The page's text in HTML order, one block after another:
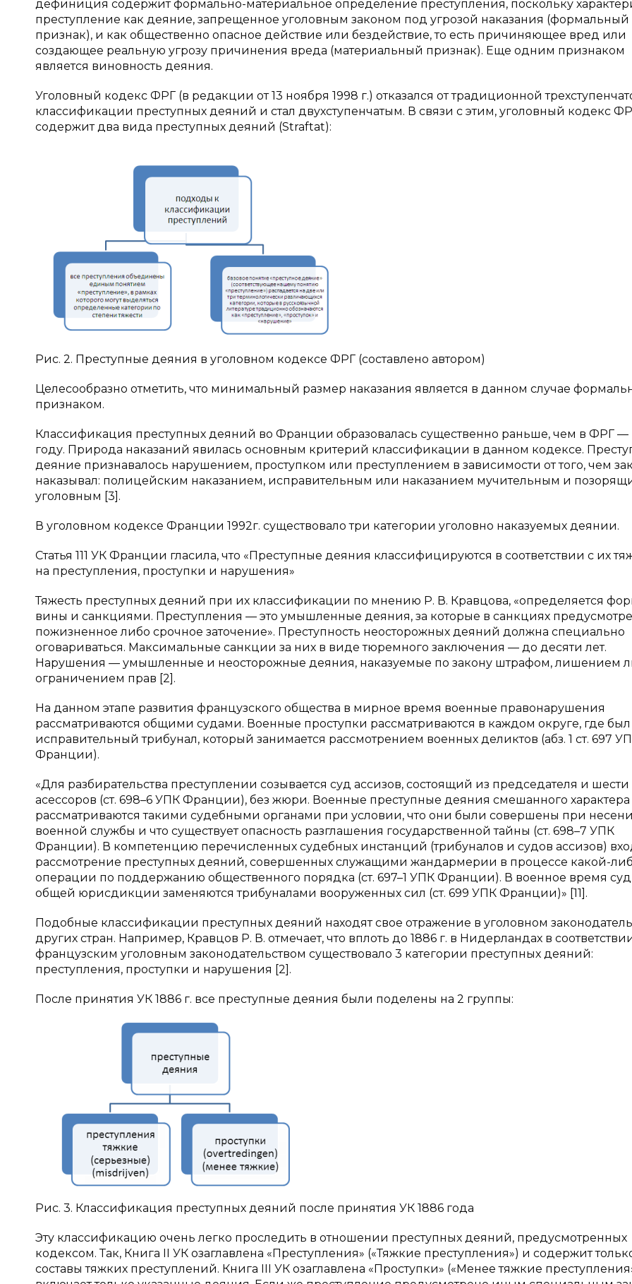
дефиниция содержит формально-материальное определение преступления, поскольку
преступление как деяние, запрещенное уголовным законом под угрозой наказания (формальный
признак), и как общественно опасное действие или бездействие, то есть причиняющее вред или
создающее реальную угрозу причинения вреда (материальный признак). Еще одним признаком
является виновность деяния.
Уголовный кодекс ФРГ (в редакции от 13 ноября 1998 г.) отказался от традиционной
классификации преступных деяний и стал двухступенчатым. В связи с этим, уголовный кодекс
содержит два вида преступных деяний (Straftat):
Рис. 2. Преступные деяния в уголовном кодексе ФРГ (составлено автором)
Целесообразно отметить, что минимальный размер наказания является в данном случае
признаком.
Классификация преступных деяний во Франции образовалась существенно раньше, чем в ФРГ —
году. Природа наказаний явилась основным критерий классификации в данном кодексе.
деяние признавалось нарушением, проступком или преступлением в зависимости от того, чем
наказывал: полицейским наказанием, исправительным или наказанием мучительным и
уголовным [3].
В уголовном кодексе Франции 1992г. существовало три категории уголовно наказуемых деянии.
Статья 111 УК Франции гласила, что «Преступные деяния классифицируются в соответствии с их
на преступления, проступки и нарушения»
Тяжесть преступных деяний при‬ их классификации по мнению Р. В. Кравцова, «определяется
вины и санкциями. Преступления — это умышленные деяния, за которые в санкциях
пожизненное либо срочное заточение». Преступность неосторожных деяний должна специально
оговариваться. Максимальные санкции за них в виде тюремного заключения — до десяти лет.
Нарушения — умышленные и неосторожные деяния, наказуемые по закону штрафом, лишением
ограничением прав [2].
На данном этапе развития французского общества в мирное время военные правонарушения
рассматриваются общими судами. Военные проступки рассматриваются в каждом округе, где был
исправительный трибунал, который занимается рассмотрением военных деликтов (абз. 1 ст. 697
Франции).
«Для разбирательства преступлении созывается суд ассизов, состоящий из председателя и шести
асессоров (ст. 698–6 УПК Франции), без жюри. Военные преступные деяния смешанного характера
рассматриваются такими судебными органами при‬ условии, что они были совершены при‬
военной службы и что существует опасность разглашения государственной тайны (ст. 698–7 УПК
Франции). В компетенцию перечисленных судебных инстанций (трибуналов и судов ассизов)
рассмотрение преступных деяний, совершенных служащими жандармерии в процессе какой-
операции по поддержанию общественного порядка (ст. 697–1 УПК Франции). В военное время
общей юрисдикции заменяются трибуналами вооруженных сил (ст. 699 УПК Франции)» [11].
Подобные классификации преступных деяний находят свое отражение в уголовном
других стран. Например, Кравцов Р. В. отмечает, что вплоть до 1886 г. в Нидерландах в
французским уголовным законодательством существовало 3 категории преступных деяний:
преступления, проступки и нарушения [2].
После принятия УК 1886 г. все преступные деяния были поделены на 2 группы:
Рис. 3. Классификация преступных деяний после принятия УК 1886 года
Эту классификацию очень легко проследить в отношении преступных деяний, предусмотренных
кодексом. Так, Книга II УК озаглавлена «Преступления» («Тяжкие преступления») и содержит
составы тяжких преступлений. Книга III УК озаглавлена «Проступки» («Менее тяжкие